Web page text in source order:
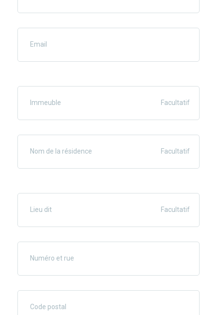
Email
Immeuble Facultatif
Nom de la résidence Facultatif
Lieu dit Facultatif
Numéro et rue
Code postal